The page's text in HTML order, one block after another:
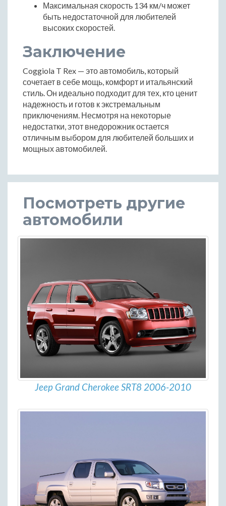
Максимальная скорость 134 км/ч может
быть недостаточной для любителей
высоких скоростей.
Заключение
Coggiola T Rex — это автомобиль, который
сочетает в себе мощь, комфорт и итальянский
стиль. Он идеально подходит для тех, кто ценит
надежность и готов к экстремальным
приключениям. Несмотря на некоторые
недостатки, этот внедорожник остается
отличным выбором для любителей больших и
мощных автомобилей.
Посмотреть другие
автомобили
Jeep Grand Cherokee SRT8 2006-2010